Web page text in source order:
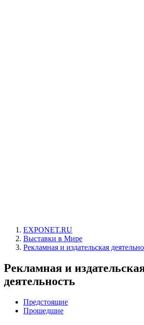
EXPONET.RU
Выставки в Мире
Рекламная и издательская
Рекламная и
деятельность
Предстоящие
Прошедшие